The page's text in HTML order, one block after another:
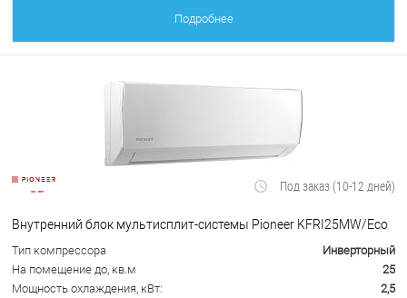
Подробнее
Под заказ (10-12 дней)
Внутренний блок мультисплит-системы Pioneer KFRI25MW/Eco
Тип компрессора
Инверторный
На помещение до, кв.м
25
Мощность охлаждения, кВт:
2,5